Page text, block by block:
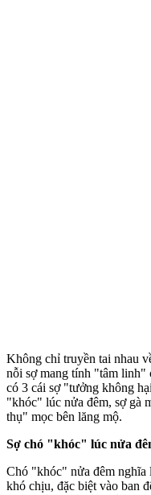
Không chỉ truyền tai nhau
nỗi sợ mang tính "tâm linh"
có 3 cái sợ "tưởng không
"khóc" lúc nửa đêm, sợ gà
thụ" mọc bên lăng mộ.
Sợ chó "khóc" lúc nửa
Chó "khóc" nửa đêm nghĩa
khó chịu, đặc biệt vào ban